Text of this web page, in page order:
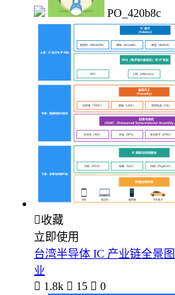
PO_420b8c
收藏
立即使用
台湾半导体 IC 产业链全景
业
 1.8k  15  0